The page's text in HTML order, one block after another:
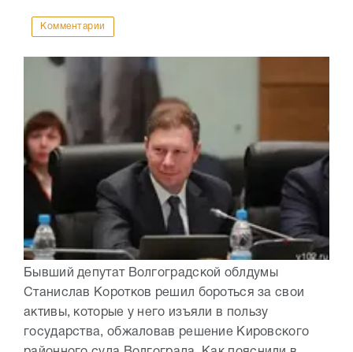
Комментарии
Бывший депутат Волгоградской облдумы
Станислав Коротков решил бороться за свои
активы, которые у него изъяли в пользу
государства, обжаловав решение Кировского